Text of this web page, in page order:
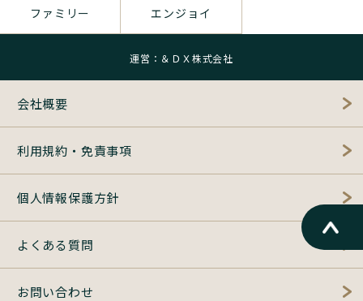
ファミリー エンジョイ
運営：＆ＤＸ株式会社
会社概要
利用規約・免責事項
個人情報保護方針
よくある質問
お問い合わせ